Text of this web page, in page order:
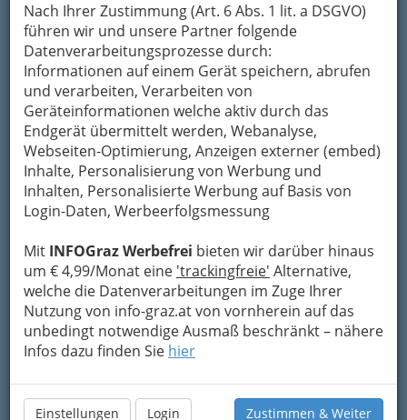
Nach Ihrer Zustimmung (Art. 6 Abs. 1 lit. a DSGVO)
führen wir und unsere Partner folgende
Datenverarbeitungsprozesse durch:
Informationen auf einem Gerät speichern, abrufen
und verarbeiten, Verarbeiten von
Geräteinformationen welche aktiv durch das
Endgerät übermittelt werden, Webanalyse,
Webseiten-Optimierung, Anzeigen externer (embed)
Inhalte, Personalisierung von Werbung und
Inhalten, Personalisierte Werbung auf Basis von
Login-Daten, Werbeerfolgsmessung
Mit INFOGraz Werbefrei bieten wir darüber hinaus
um € 4,99/Monat eine 'trackingfreie' Alternative,
welche die Datenverarbeitungen im Zuge Ihrer
Nutzung von info-graz.at von vornherein auf das
unbedingt notwendige Ausmaß beschränkt – nähere
Infos dazu finden Sie hier
Einstellungen Login Zustimmen & Weiter
Navigation
Feinkost - Käse u. Obst & Gemüse u.
Partyservice u. Bioladen ...
Getränkehandel
Lebensmitteleinzelhandel